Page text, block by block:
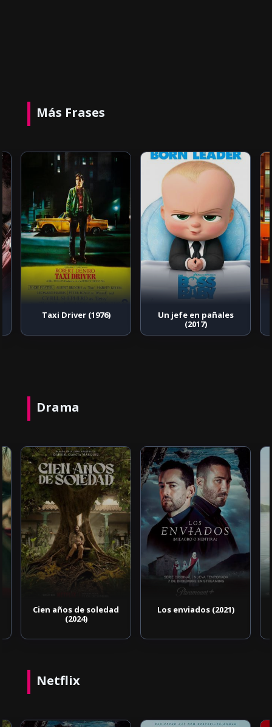
Más Frases
Taxi Driver (1976)
Un jefe en pañales
(2017)
Drama
Cien años de soledad
(2024)
Los enviados (2021)
Netflix